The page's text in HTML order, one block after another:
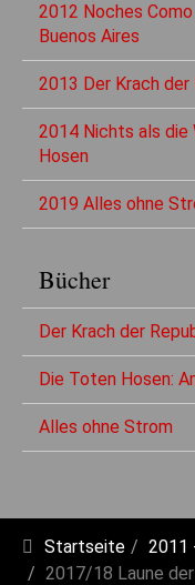
2012 Noches
Buenos Aires
2013 Der Krach
2014 Nichts als die
Hosen
2019 Alles ohne
Bücher
Der Krach der
Die Toten Hosen:
Alles ohne Strom
Startseite 2011
2017/18 Laune